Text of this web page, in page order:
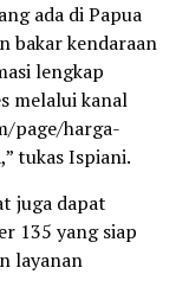
ada di Papua
bakar kendaraan
lengkap
melalui kanal
page/harga-
tukas Ispiani.
juga dapat
135 yang siap
layanan